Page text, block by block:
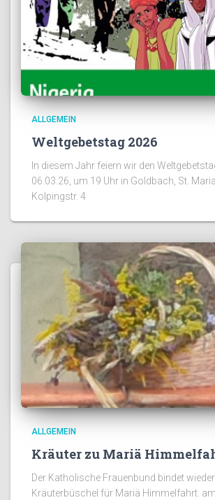
ALLGEMEIN
Weltgebetstag 2026
In diesem Jahr feiern wir den
06.03.26, um 19 Uhr in Goldbach, St.
Kolpingstr. 4
ALLGEMEIN
Kräuter zu Mariä
Der Katholische Frauenbund bindet wieder
Kräuterbüschel für Mariä Himmelfahrt.